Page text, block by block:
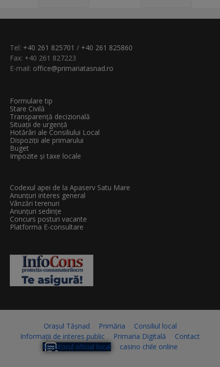
Tel: +40 261 825701 / +40 261 825860
Fax: +40 261 827223
E-mail: office@primariatasnad.ro
Formulare tip
Stare Civilă
Transparenţă decizională
Situații de urgență
Hotărâri ale Consiliului Local
Dispoziții ale primarului
Buget
Impozite și taxe locale
Codexul apei de la Apaserv Satu Mare
Anunțuri interes general
Vânzări terenuri
Anunțuri sedințe
Concurs posturi vacante
Platforma E-consultare
Orașul Tășnad Primăria
Consiliul local
Informații de interes public
Primaria Digitală
Contact
Monitorul oficial local
casino chile online